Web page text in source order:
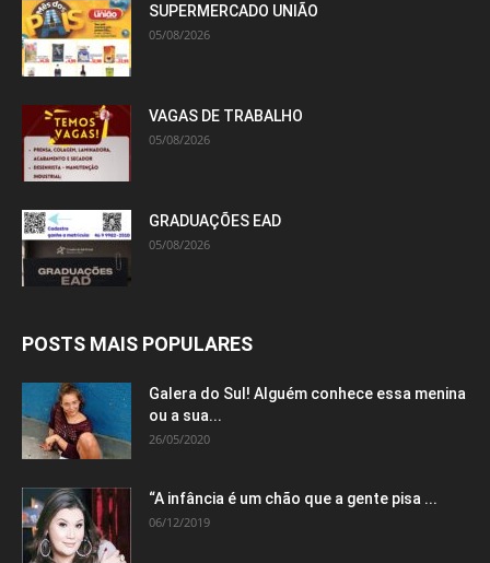
SUPERMERCADO UNIÃO
05/08/2026
VAGAS DE TRABALHO
05/08/2026
GRADUAÇÕES EAD
05/08/2026
POSTS MAIS POPULARES
Galera do Sul! Alguém conhece essa menina
ou a sua...
26/05/2020
“A infância é um chão que a gente pisa ...
06/12/2019